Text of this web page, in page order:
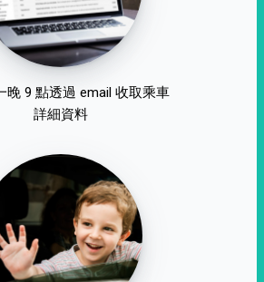
晚 9 點透過 email 收取乘車
詳細資料